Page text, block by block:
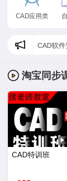
CAD应用类
CAD软
淘宝同步
CAD特训班